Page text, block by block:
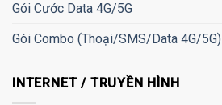
Gói Cước Data 4G/5G
Gói Combo (Thoại/SMS/Data 4G/5G)
INTERNET / TRUYỀN HÌNH